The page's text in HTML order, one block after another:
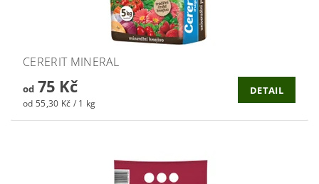
CERERIT MINERAL
od75 Kč
od 55,30 Kč / 1 kg
DETAIL